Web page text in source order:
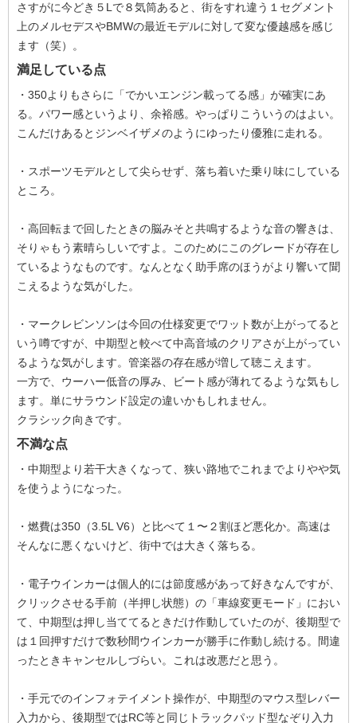
さすがに今どき５Lで８気筒あると、街をすれ違う１セグメント
上のメルセデスやBMWの最近モデルに対して変な優越感を感じ
ます（笑）。
満足している点
・350よりもさらに「でかいエンジン載ってる感」が確実にあ
る。パワー感というより、余裕感。やっぱりこういうのはよい。
こんだけあるとジンベイザメのようにゆったり優雅に走れる。
・スポーツモデルとして尖らせず、落ち着いた乗り味にしている
ところ。
・高回転まで回したときの脳みそと共鳴するような音の響きは、
そりゃもう素晴らしいですよ。このためにこのグレードが存在し
ているようなものです。なんとなく助手席のほうがより響いて聞
こえるような気がした。
・マークレビンソンは今回の仕様変更でワット数が上がってると
いう噂ですが、中期型と較べて中高音域のクリアさが上がってい
るような気がします。管楽器の存在感が増して聴こえます。
一方で、ウーハー低音の厚み、ビート感が薄れてるような気もし
ます。単にサラウンド設定の違いかもしれません。
クラシック向きです。
不満な点
・中期型より若干大きくなって、狭い路地でこれまでよりやや気
を使うようになった。
・燃費は350（3.5L V6）と比べて１〜２割ほど悪化か。高速は
そんなに悪くないけど、街中では大きく落ちる。
・電子ウインカーは個人的には節度感があって好きなんですが、
クリックさせる手前（半押し状態）の「車線変更モード」におい
て、中期型は押し当ててるときだけ作動していたのが、後期型で
は１回押すだけで数秒間ウインカーが勝手に作動し続ける。間違
ったときキャンセルしづらい。これは改悪だと思う。
・手元でのインフォテイメント操作が、中期型のマウス型レバー
入力から、後期型ではRC等と同じトラックパッド型なぞり入力